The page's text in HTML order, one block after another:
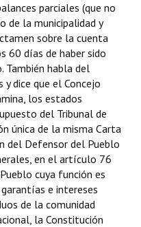
parciales (que no
de la municipalidad y
sobre la cuenta
60 días de haber sido
También habla del
dice que el Concejo
los estados
del Tribunal de
única de la misma Carta
del Defensor del Pueblo
en el artículo 76
cuya función es
e intereses
de la comunidad
la Constitución